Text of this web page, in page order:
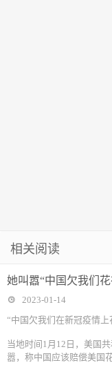
相关阅读
她叫嚣“中国欠我们
2023-01-14
“中国欠我们在新冠疫情
当地时间1月12日，美国共
嚣，称中国应该赔偿美国